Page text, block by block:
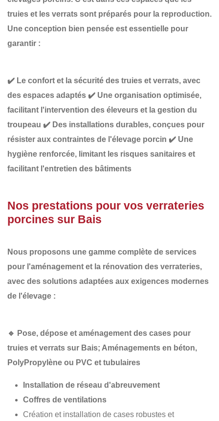
truies et les verrats sont préparés pour la reproduction.
Une conception bien pensée est essentielle pour
garantir :
✔️ Le confort et la sécurité des truies et verrats, avec
des espaces adaptés ✔️ Une organisation optimisée,
facilitant l'intervention des éleveurs et la gestion du
troupeau ✔️ Des installations durables, conçues pour
résister aux contraintes de l'élevage porcin ✔️ Une
hygiène renforcée, limitant les risques sanitaires et
facilitant l'entretien des bâtiments
Nos prestations pour vos verrateries
porcines sur Bais
Nous proposons une gamme complète de services
pour l'aménagement et la rénovation des verrateries,
avec des solutions adaptées aux exigences modernes
de l'élevage :
🔹 Pose, dépose et aménagement des cases pour
truies et verrats sur Bais; Aménagements en béton,
PolyPropylène ou PVC et tubulaires
Installation de réseau d'abreuvement
Coffres de ventilations
Création et installation de cases robustes et